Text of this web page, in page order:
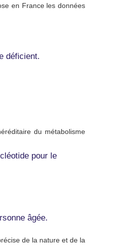
en France les données
déficient.
du métabolisme
pour le
âgée.
de la nature et de la